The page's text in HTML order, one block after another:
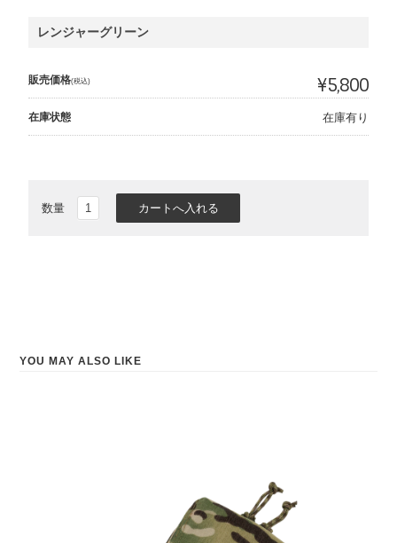
レンジャーグリーン
販売価格(税込) ¥5,800
在庫状態 在庫有り
数量
YOU MAY ALSO LIKE